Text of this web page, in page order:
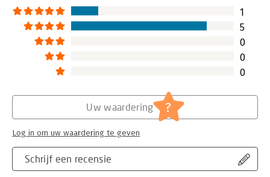
1
5
0
0
0
Schrijf een recensie
Uw waardering ?
Log in om uw waardering te geven